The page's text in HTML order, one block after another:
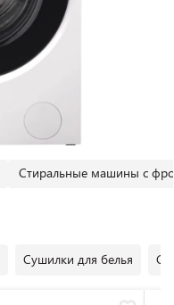
Стиральные машины с
Сушилки для белья